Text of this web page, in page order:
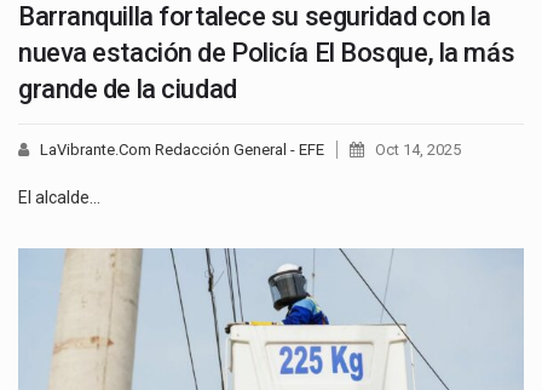
Barranquilla fortalece su seguridad con la
nueva estación de Policía El Bosque, la más
grande de la ciudad
LaVibrante.Com Redacción General - EFE Oct 14, 2025
El alcalde…